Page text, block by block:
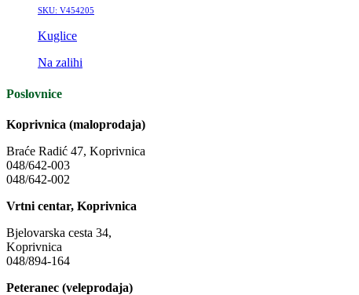
SKU: V454205
Kuglice
Na zalihi
Poslovnice
Koprivnica (maloprodaja)
Braće Radić 47, Koprivnica
048/642-003
048/642-002
Vrtni centar, Koprivnica
Bjelovarska cesta 34,
Koprivnica
048/894-164
Peteranec (veleprodaja)